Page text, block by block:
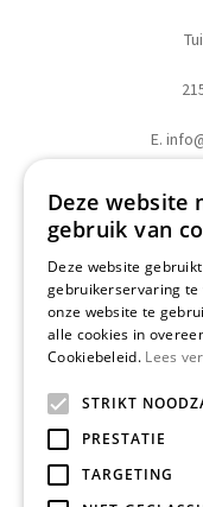
E.
Deze website
gebruik van
Deze website
gebruikerservaring
onze website te
alle cookies in
Cookiebeleid. Lees
STRIKT
PRESTATIE
TARGETING